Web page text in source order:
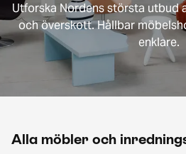
Utforska Nordens största utbud
och överskott. Hållbar
enklare.
Alla möbler och